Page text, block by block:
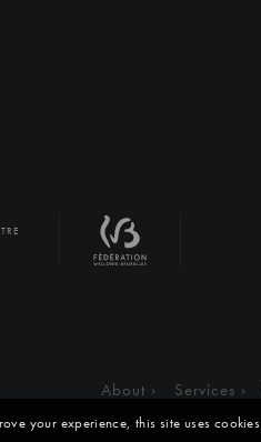
About Services
your experience, this site uses cookies